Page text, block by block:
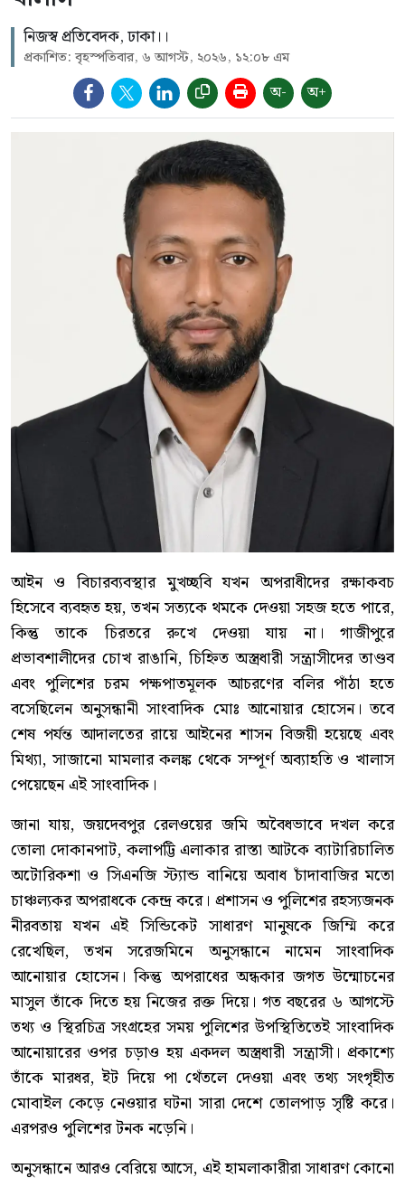
নিজস্ব প্রতিবেদক, ঢাকা।।
প্রকাশিত: বৃহস্পতিবার, ৬ আগস্ট, ২০২৬, ১২:০৮ এম
অ- অ+
আইন ও বিচারব্যবস্থার মুখচ্ছবি যখন অপরাধীদের রক্ষাকবচ
হিসেবে ব্যবহৃত হয়, তখন সত্যকে থমকে দেওয়া সহজ হতে পারে,
কিন্তু তাকে চিরতরে রুখে দেওয়া যায় না। গাজীপুরে
প্রভাবশালীদের চোখ রাঙানি, চিহ্নিত অস্ত্রধারী সন্ত্রাসীদের তাণ্ডব
এবং পুলিশের চরম পক্ষপাতমূলক আচরণের বলির পাঁঠা হতে
বসেছিলেন অনুসন্ধানী সাংবাদিক মোঃ আনোয়ার হোসেন। তবে
শেষ পর্যন্ত আদালতের রায়ে আইনের শাসন বিজয়ী হয়েছে এবং
মিথ্যা, সাজানো মামলার কলঙ্ক থেকে সম্পূর্ণ অব্যাহতি ও খালাস
পেয়েছেন এই সাংবাদিক।
জানা যায়, জয়দেবপুর রেলওয়ের জমি অবৈধভাবে দখল করে
তোলা দোকানপাট, কলাপট্টি এলাকার রাস্তা আটকে ব্যাটারিচালিত
অটোরিকশা ও সিএনজি স্ট্যান্ড বানিয়ে অবাধ চাঁদাবাজির মতো
চাঞ্চল্যকর অপরাধকে কেন্দ্র করে। প্রশাসন ও পুলিশের রহস্যজনক
নীরবতায় যখন এই সিন্ডিকেট সাধারণ মানুষকে জিম্মি করে
রেখেছিল, তখন সরেজমিনে অনুসন্ধানে নামেন সাংবাদিক
আনোয়ার হোসেন। কিন্তু অপরাধের অন্ধকার জগত উন্মোচনের
মাসুল তাঁকে দিতে হয় নিজের রক্ত দিয়ে। গত বছরের ৬ আগস্টে
তথ্য ও স্থিরচিত্র সংগ্রহের সময় পুলিশের উপস্থিতিতেই সাংবাদিক
আনোয়ারের ওপর চড়াও হয় একদল অস্ত্রধারী সন্ত্রাসী। প্রকাশ্যে
তাঁকে মারধর, ইট দিয়ে পা থেঁতলে দেওয়া এবং তথ্য সংগৃহীত
মোবাইল কেড়ে নেওয়ার ঘটনা সারা দেশে তোলপাড় সৃষ্টি করে।
এরপরও পুলিশের টনক নড়েনি।
অনুসন্ধানে আরও বেরিয়ে আসে, এই হামলাকারীরা সাধারণ কোনো